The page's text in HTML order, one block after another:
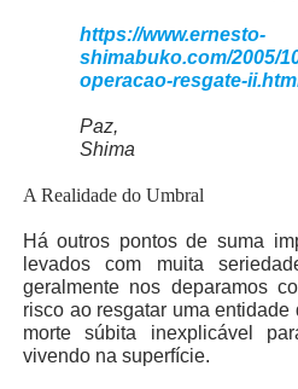
https://www.ernesto-
shimabuko.com/2005/
operacao-resgate-
Paz,
Shima
A Realidade do Umbral
Há outros pontos de suma
levados com muita
geralmente nos deparamos
risco ao resgatar uma
morte súbita inexplicável
vivendo na superfície.